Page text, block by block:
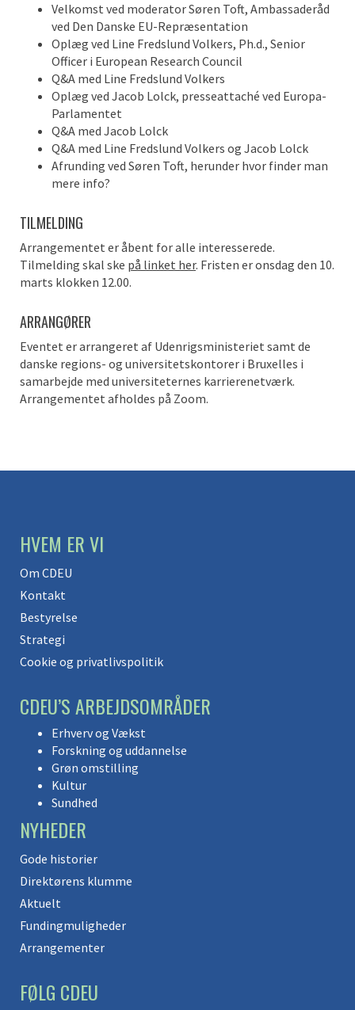
Velkomst ved moderator Søren Toft, Ambassaderåd
ved Den Danske EU-Repræsentation
Oplæg ved Line Fredslund Volkers, Ph.d., Senior
Officer i European Research Council
Q&A med Line Fredslund Volkers
Oplæg ved Jacob Lolck, presseattaché ved Europa-
Parlamentet
Q&A med Jacob Lolck
Q&A med Line Fredslund Volkers og Jacob Lolck
Afrunding ved Søren Toft, herunder hvor finder man
mere info?
TILMELDING
Arrangementet er åbent for alle interesserede.
Tilmelding skal ske på linket her. Fristen er onsdag den 10.
marts klokken 12.00.
ARRANGØRER
Eventet er arrangeret af Udenrigsministeriet samt de
danske regions- og universitetskontorer i Bruxelles i
samarbejde med universiteternes karrierenetværk.
Arrangementet afholdes på Zoom.
HVEM ER VI
Om CDEU
Kontakt
Bestyrelse
Strategi
Cookie og privatlivspolitik
CDEU’S ARBEJDSOMRÅDER
Erhverv og Vækst
Forskning og uddannelse
Grøn omstilling
Kultur
Sundhed
NYHEDER
Gode historier
Direktørens klumme
Aktuelt
Fundingmuligheder
Arrangementer
FØLG CDEU